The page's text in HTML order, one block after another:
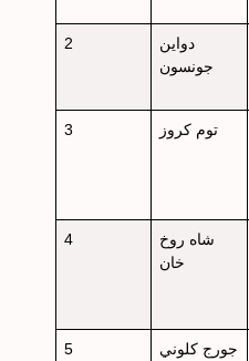
2
دواين
جونسون
3 توم كروز
4
شاه روخ
خان
5 جورج كلوني